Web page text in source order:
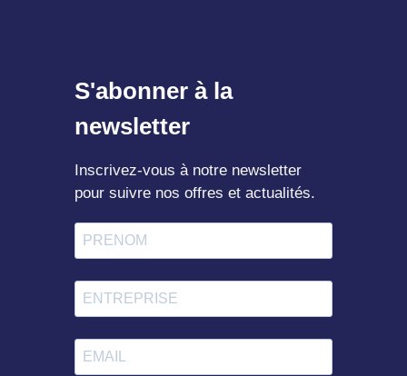
S'abonner à la
newsletter
Inscrivez-vous à notre newsletter
pour suivre nos offres et actualités.